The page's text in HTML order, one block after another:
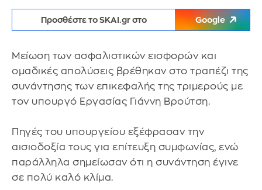
Προσθέστε το SKAI.gr στο Google
Μείωση των ασφαλιστικών εισφορών και
ομαδικές απολύσεις βρέθηκαν στο τραπέζι της
συνάντησης των επικεφαλής της τριμερούς με
τον υπουργό Εργασίας Γιάννη Βρούτση.
Πηγές του υπουργείου εξέφρασαν την
αισιοδοξία τους για επίτευξη συμφωνίας, ενώ
παράλληλα σημείωσαν ότι η συνάντηση έγινε
σε πολύ καλό κλίμα.